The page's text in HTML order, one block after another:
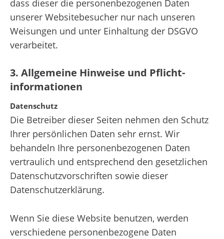
dass dieser die personenbezogenen Daten
unserer Websitebesucher nur nach unseren
Weisungen und unter Einhaltung der DSGVO
verarbeitet.
3. Allgemeine Hinweise und Pflicht­
informationen
Datenschutz
Die Betreiber dieser Seiten nehmen den Schutz
Ihrer persönlichen Daten sehr ernst. Wir
behandeln Ihre personenbezogenen Daten
vertraulich und entsprechend den gesetzlichen
Datenschutzvorschriften sowie dieser
Datenschutzerklärung.
Wenn Sie diese Website benutzen, werden
verschiedene personenbezogene Daten